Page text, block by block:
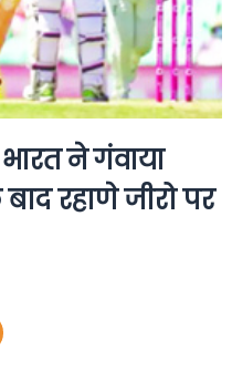
ने गंवाया
रहाणे जीरो पर